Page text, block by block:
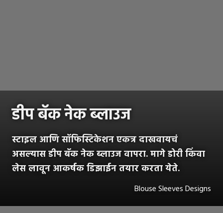
डीप बॅक नेक ब्लाउज
स्टाइल आणि सॉफिस्टिकेशन एकत्र दाखवायचं
असल्यास डीप बॅक नेक ब्लाउज वापरा. मागे डोरी किंवा
लेस लावून आकर्षक डिझाईन तयार करता येते.
Blouse Sleeves Designs